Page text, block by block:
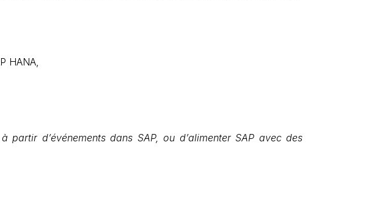
HANA,
d’événements dans SAP, ou d’alimenter SAP avec des